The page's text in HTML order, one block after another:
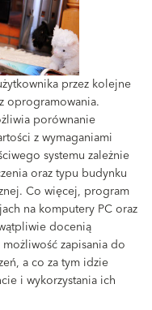
przez kolejne
oprogramowania.
porównanie
z wymaganiami
systemu zależnie
oraz typu budynku
Co więcej, program
na komputery PC oraz
docenią
zapisania do
a co za tym idzie
i wykorzystania ich